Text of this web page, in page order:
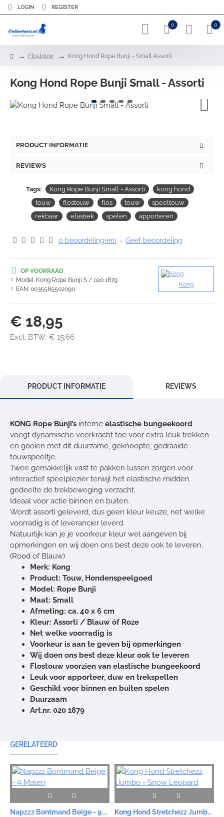
LOGIN REGISTER
0 0
e
Flostouw Kong Hond Rope Bunji - Small Assorti
Kong Hond Rope Bunji Small - Assorti
PRODUCT INFORMATIE
REVIEWS
Tags: Kong Rope Bunji Small - Assorti
kong hond
touw
flostouw flos touw
speeltouw
rekbaar
elastiek spelen apporteren
0 beoordeling(en) - Geef beoordeling
€ 18,95
Excl. BTW: € 15,66
OP VOORRAAD
Model: Kong Rope Bunji S / 020 1879
EAN: 0035585502090
Kong
PRODUCT INFORMATIE REVIEWS
KONG Rope Bunji’s interne elastische bungeekoord
voegt dynamische veerkracht toe voor extra leuk trekken
en gooien met dit duurzame, geknoopte, gedraaide
touwspeeltje.
Twee gemakkelijk vast te pakken lussen zorgen voor
interactief speelplezier terwijl het elastische midden
gedeelte de trekbeweging verzacht.
Ideaal voor actie binnen en buiten.
Wordt assorti geleverd, dus geen kleur keuze, net welke
voorradig is of leverancier leverd.
Natuurlijk kan je je voorkeur kleur wel aangeven bij
opmerkingen en wij doen ons best deze ook te leveren.
(Rood of Blauw)
Merk: Kong
Product: Touw, Hondenspeelgoed
Model: Rope Bunji
Maat: Small
Afmeting: ca. 40 x 6 cm
Kleur: Assorti / Blauw óf Roze
Net welke voorradig is
Voorkeur is aan te geven bij opmerkingen
Wij doen ons best deze kleur ook te leveren
Flostouw voorzien van elastische bungeekoord
Leuk voor apporteer, duw en trekspellen
Geschikt voor binnen en buiten spelen
Duurzaam
Art.nr. 020 1879
GERELATEERD
Napzzz Bontmand Beige - 9 Maten Kong Hond Stretchezz Jumbo - Snow Leopard